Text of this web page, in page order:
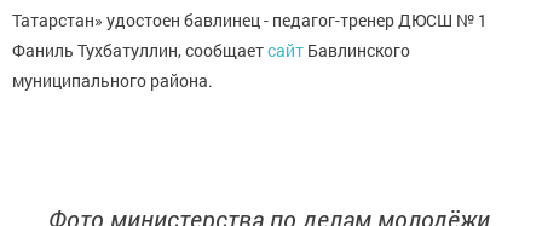
Татарстан» удостоен бавлинец - педагог-тренер ДЮСШ № 1
Фаниль Тухбатуллин, сообщаетсайт Бавлинского
муниципального района.
Фото министерства по делам молодёжи,